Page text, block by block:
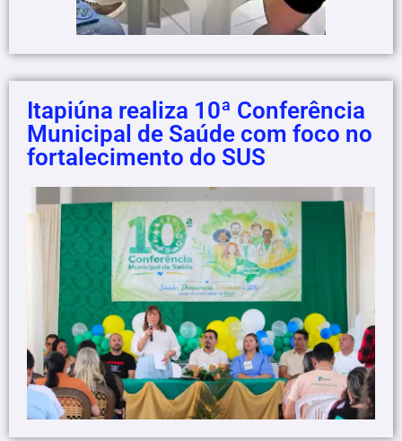
Itapiúna realiza 10ª Conferência
Municipal de Saúde com foco no
fortalecimento do SUS